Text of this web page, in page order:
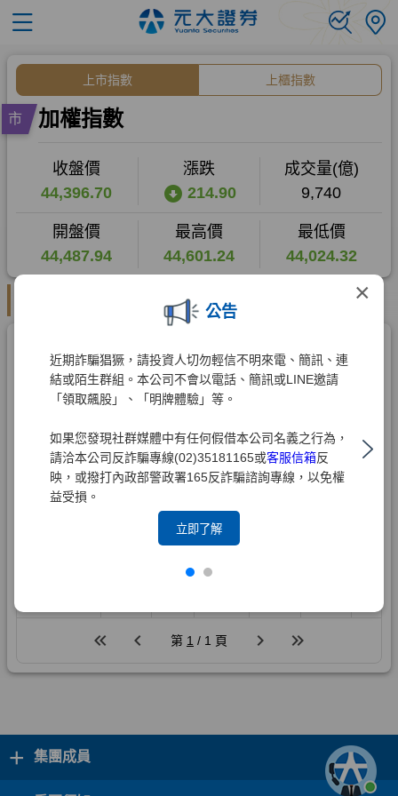
×
公告
近期詐騙猖獗，請投資人切勿輕信不明來電、簡訊、連
結或陌生群組。本公司不會以電話、簡訊或LINE邀請
「領取飆股」、「明牌體驗」等。
如果您發現社群媒體中有任何假借本公司名義之行為，
請洽本公司反詐騙專線(02)35181165或客服信箱反
映，或撥打內政部警政署165反詐騙諮詢專線，以免權
益受損。
立即了解
+ 集團成員